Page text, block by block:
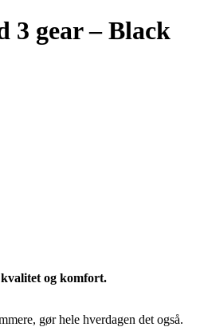
3 gear – Black
og komfort.
gør hele hverdagen det også.